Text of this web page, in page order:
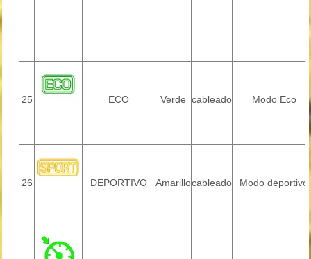
25 ECO Verde cableado Modo Eco
26 DEPORTIVO Amarillocableado Modo deportivo